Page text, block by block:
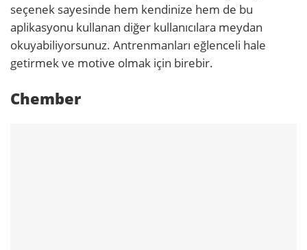
seçenek sayesinde hem kendinize hem de bu
aplikasyonu kullanan diğer kullanıcılara meydan
okuyabiliyorsunuz. Antrenmanları eğlenceli hale
getirmek ve motive olmak için birebir.
Chember